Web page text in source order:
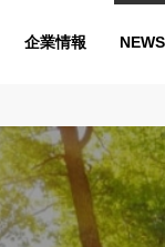
企業情報 NEWS